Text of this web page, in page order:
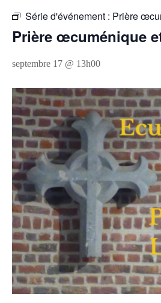
Série d'événement : Prière
Prière œcuménique
septembre 17 @ 13h00